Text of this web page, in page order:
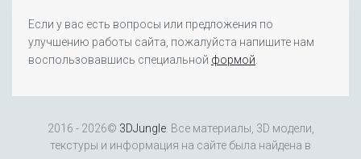
Если у вас есть вопросы или предложения по
улучшению работы сайта, пожалуйста напишите нам
воспользовавшись специальной формой
2016 - 2026© 3DJungle. Все материалы, 3D модели,
текстуры и информация на сайте была найдена в